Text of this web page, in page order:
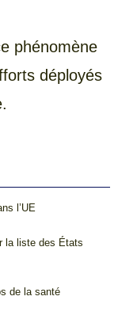
phénomène
déployés
l’UE
la liste des États
de la santé